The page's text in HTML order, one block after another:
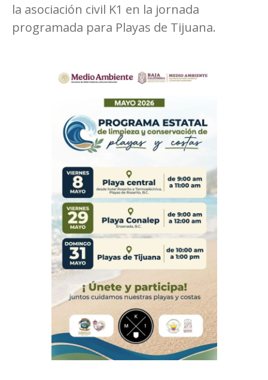
la asociación civil K1 en la jornada
programada para Playas de Tijuana.